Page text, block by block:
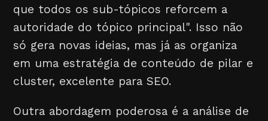
que todos os sub-tópicos reforcem a
autoridade do tópico principal". Isso não
só gera novas ideias, mas já as organiza
em uma estratégia de conteúdo de pilar e
cluster, excelente para SEO.
Outra abordagem poderosa é a análise de